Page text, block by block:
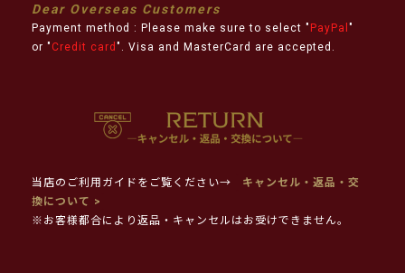
Dear Overseas Customers
Payment method : Please make sure to select " PayPal "
or " Credit card ". Visa and MasterCard are accepted.
当店のご利用ガイドをご覧ください→
キャンセル・返品・交
換について >
※お客様都合により返品・キャンセルはお受けできません。